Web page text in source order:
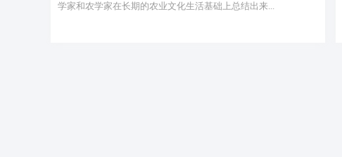
学家和农学家在长期的农业文化生活基础上总结出来...